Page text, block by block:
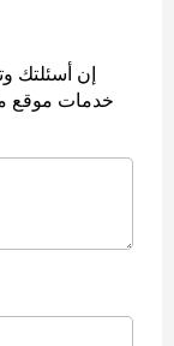
إن أسئلتك
خدمات موقع